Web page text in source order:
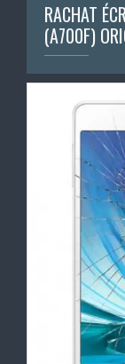
RACHAT
(A700F)